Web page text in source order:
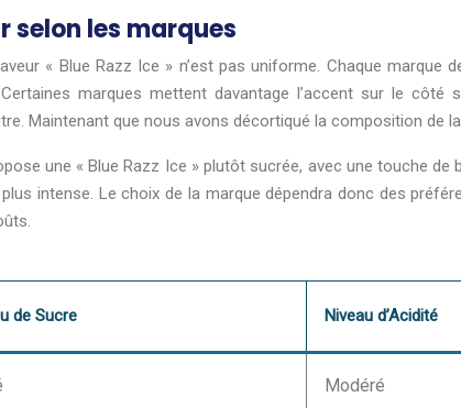
selon les marques
« Blue Razz Ice » n’est pas uniforme. Chaque
marques mettent davantage l’accent sur le
Maintenant que nous avons décortiqué la composition
une « Blue Razz Ice » plutôt sucrée, avec une touche
intense. Le choix de la marque dépendra donc des
de Sucre Niveau d’Acidité
Modéré